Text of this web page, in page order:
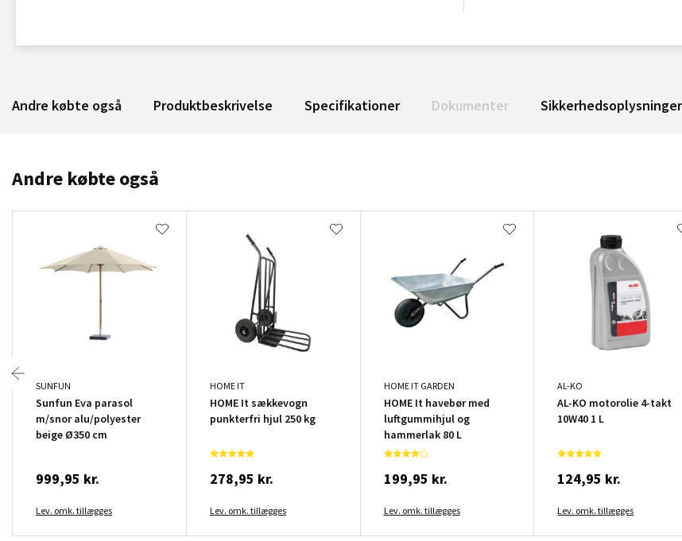
Andre købte også Produktbeskrivelse Specifikationer Dokumenter Sikkerhedsoplysninger
Andre købte også
SUNFUN
Sunfun Eva parasol
m/snor alu/polyester
beige Ø350 cm
999,95 kr.
Lev. omk. tillægges
HOME IT
HOME It sækkevogn
punkterfri hjul 250 kg
278,95 kr.
Lev. omk. tillægges
HOME IT GARDEN
HOME It havebør med
luftgummihjul og
hammerlak 80 L
199,95 kr.
Lev. omk. tillægges
AL-KO
AL-KO motorolie 4-takt
10W40 1 L
124,95 kr.
Lev. omk. tillægges